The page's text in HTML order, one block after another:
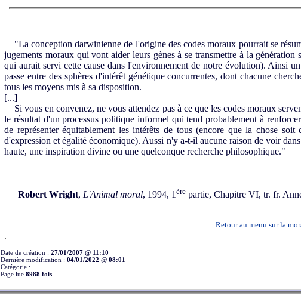
"La conception darwinienne de l'origine des codes moraux pourrait se
jugements moraux qui vont aider leurs gènes à se transmettre à la
qui aurait servi cette cause dans l'environnement de notre évolution). Ainsi
passe entre des sphères d'intérêt génétique concurrentes, dont chacune
tous les moyens mis à sa disposition.
[...]
Si vous en convenez, ne vous attendez pas à ce que les codes moraux
le résultat d'un processus politique informel qui tend probablement à
de représenter équitablement les intérêts de tous (encore que la chose
d'expression et égalité économique). Aussi n'y a-t-il aucune raison de voir
haute, une inspiration divine ou une quelconque recherche philosophique."
Robert Wright, L'Animal moral, 1994, 1 ère partie, Chapitre VI, tr. fr.
Retour au menu sur la
Date de création : 27/01/2007 @ 11:10
Dernière modification : 04/01/2022 @ 08:01
Catégorie :
Page lue 8988 fois